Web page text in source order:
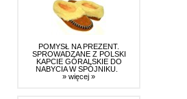
POMYSŁ NA PREZENT.
SPROWADZANE Z POLSKI
KAPCIE GÓRALSKIE DO
NABYCIA W SPÓJNIKU.
» więcej »